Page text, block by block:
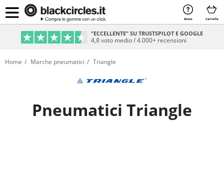
Aiuto Carrello
PAGAMENTO SICURO & RATEIZZABILE
Sicurezza e comodità al 100%
Home Marche pneumatici Triangle
Pneumatici Triangle